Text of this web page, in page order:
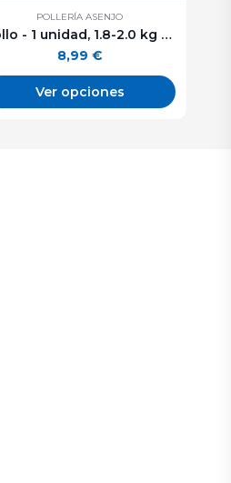
POLLERÍA ASENJO
Pollo - 1 unidad, 1.8-2.0 kg aprox.
8,99 €
Ver opciones